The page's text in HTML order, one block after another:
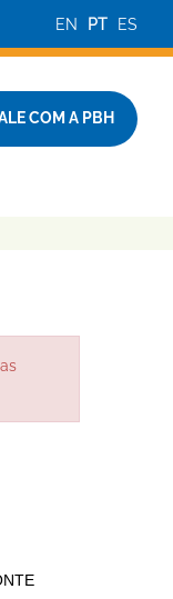
EN PT ES
COM A PBH